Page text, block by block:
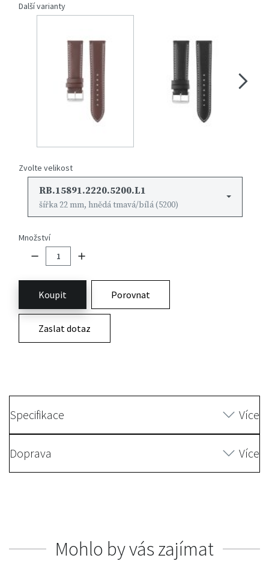
Další varianty
Zvolte velikost
RB.15891.2220.5200.L1
šířka 22 mm, hnědá tmavá/bílá (5200)
Množství
Koupit Porovnat
Zaslat dotaz
Specifikace Více
Doprava Více
Mohlo by vás zajímat